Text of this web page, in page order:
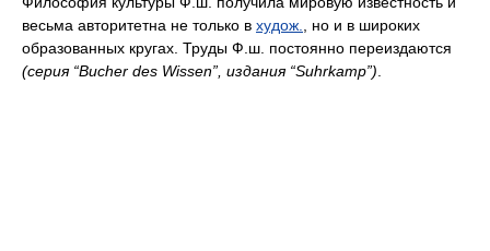
весьма авторитетна не только в худож.
, но и в широких
образованных кругах. Труды Ф.ш. постоянно переиздаются
(серия “Bucher des Wissen”, издания “Suhrkamp”)